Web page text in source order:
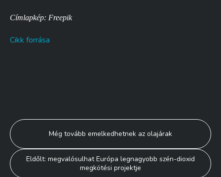
Címlapkép: Freepik
Cikk forrása
Bejegyzés
navigáció
Még tovább emelkedhetnek az olajárak
Eldőlt: megvalósulhat Európa legnagyobb szén-dioxid
megkötési projektje